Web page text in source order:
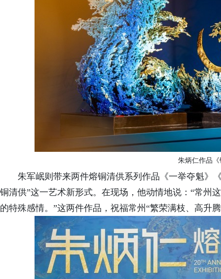
朱炳仁作品
朱军岷则带来两件熔铜清供系列作品 《一举夺魁》
铜清供”这一艺术新形式。 在现场，他动情地说： “常州
的特殊感情。 ”这两件作品， 祝福常州 “繁荣满枝、 高升